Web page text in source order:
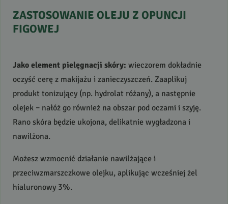
ZASTOSOWANIE OLEJU Z OPUNCJI
FIGOWEJ
Jako element pielęgnacji skóry: wieczorem dokładnie
oczyść cerę z makijażu i zanieczyszczeń. Zaaplikuj
produkt tonizujący (np. hydrolat różany), a następnie
olejek – nałóż go również na obszar pod oczami i szyję.
Rano skóra będzie ukojona, delikatnie wygładzona i
nawilżona.
Możesz wzmocnić działanie nawilżające i
przeciwzmarszczkowe olejku, aplikując wcześniej żel
hialuronowy 3%.